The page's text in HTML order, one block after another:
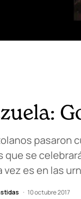
pasaron
que se
vez es en las
10 octubre 2017